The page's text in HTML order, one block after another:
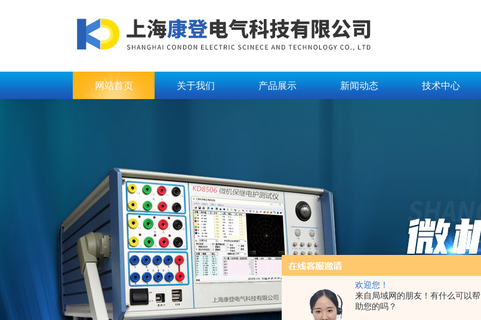
欢迎您！
来自局域网的朋友！有什么可以帮
助您的吗？
网站首页 关于我们 产品展示 新闻动态 技术中心